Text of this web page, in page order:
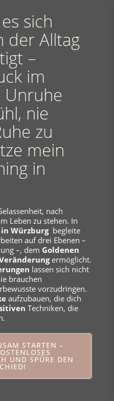
sich
der Alltag
–
im
Unruhe
nie
zu
mein
in
nach
Leben zu stehen. In
Würzburg begleite
auf drei Ebenen –
–, dem Goldenen
ermöglicht.
lassen sich nicht
brauchen
vorzudringen.
aufzubauen, die dich
Techniken, die
STARTEN –
UND SPÜRE DEN